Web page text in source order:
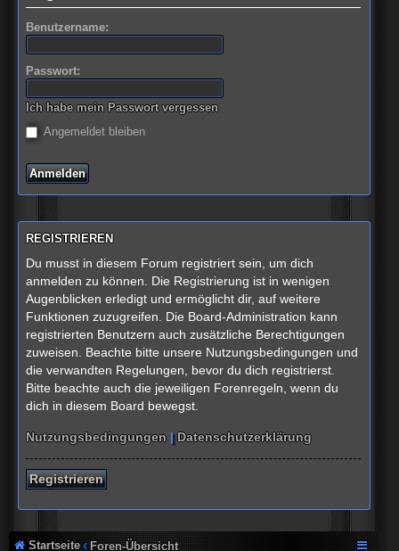
Benutzername:
Passwort:
Ich habe mein Passwort vergessen
Angemeldet bleiben
REGISTRIEREN
Du musst in diesem Forum registriert sein, um dich
anmelden zu können. Die Registrierung ist in wenigen
Augenblicken erledigt und ermöglicht dir, auf weitere
Funktionen zuzugreifen. Die Board-Administration kann
registrierten Benutzern auch zusätzliche Berechtigungen
zuweisen. Beachte bitte unsere Nutzungsbedingungen und
die verwandten Regelungen, bevor du dich registrierst.
Bitte beachte auch die jeweiligen Forenregeln, wenn du
dich in diesem Board bewegst.
Nutzungsbedingungen |Datenschutzerklärung
Registrieren
Startseite Foren-Übersicht